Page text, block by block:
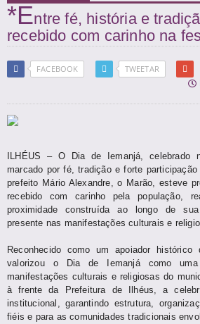
*Entre fé, história e
recebido com carinho na
FACEBOOK TWEETAR
ILHÉUS – O Dia de Iemanjá, celebrado
marcado por fé, tradição e forte
prefeito Mário Alexandre, o Marão, esteve
recebido com carinho pela população,
proximidade construída ao longo de
presente nas manifestações culturais e
Reconhecido como um apoiador
valorizou o Dia de Iemanjá como
manifestações culturais e religiosas do
à frente da Prefeitura de Ilhéus, a
institucional, garantindo estrutura,
fiéis e para as comunidades tradicionais